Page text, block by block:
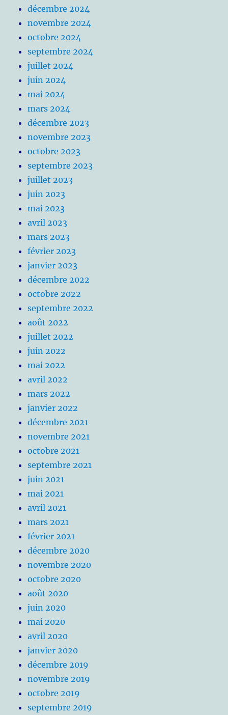
décembre 2024
novembre 2024
octobre 2024
septembre 2024
juillet 2024
juin 2024
mai 2024
mars 2024
décembre 2023
novembre 2023
octobre 2023
septembre 2023
juillet 2023
juin 2023
mai 2023
avril 2023
mars 2023
février 2023
janvier 2023
décembre 2022
octobre 2022
septembre 2022
août 2022
juillet 2022
juin 2022
mai 2022
avril 2022
mars 2022
janvier 2022
décembre 2021
novembre 2021
octobre 2021
septembre 2021
juin 2021
mai 2021
avril 2021
mars 2021
février 2021
décembre 2020
novembre 2020
octobre 2020
août 2020
juin 2020
mai 2020
avril 2020
janvier 2020
décembre 2019
novembre 2019
octobre 2019
septembre 2019